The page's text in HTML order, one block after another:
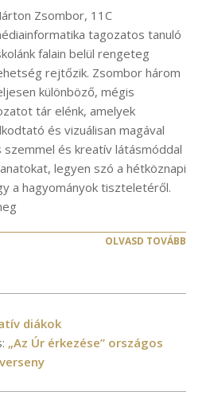
Zsombor, 11C
tagozatos tanuló
falain belül rengeteg
rejtőzik. Zsombor három
különböző, mégis
tár elénk, amelyek
és vizuálisan magával
szemmel és kreatív látásmóddal
legyen szó a hétköznapi
a hagyományok tiszteletéről.
OLVASD TOVÁBB
diákok
„Az Úr érkezése” országos